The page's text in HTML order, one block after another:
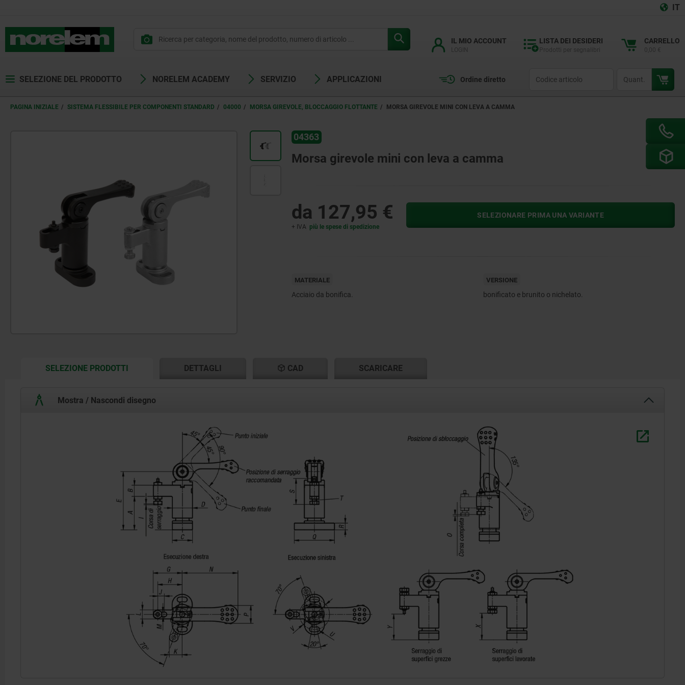
IT
IL MIO ACCOUNT LISTA DEI DESIDERI CARRELLO
SELEZIONE DEL PRODOTTO NORELEM ACADEMY SERVIZIO APPLICAZIONI Ordine diretto
PAGINA INIZIALE SISTEMA FLESSIBILE PER COMPONENTI STANDARD 04000 MORSA GIREVOLE, BLOCCAGGIO FLOTTANTE MORSA GIREVOLE MINI CON LEVA A CAMMA
04363
Morsa girevole mini con leva a camma
da 127,95 €
+ IVA più le spese di spedizione
SELEZIONARE PRIMA UNA VARIANTE
MATERIALE
Acciaio da bonifica.
VERSIONE
bonificato e brunito o nichelato.
SELEZIONE PRODOTTICURRENT
DETTAGLI CAD SCARICARE
Mostra / Nascondi disegno